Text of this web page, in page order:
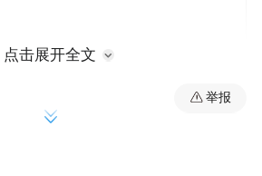
点击展开全文
举报